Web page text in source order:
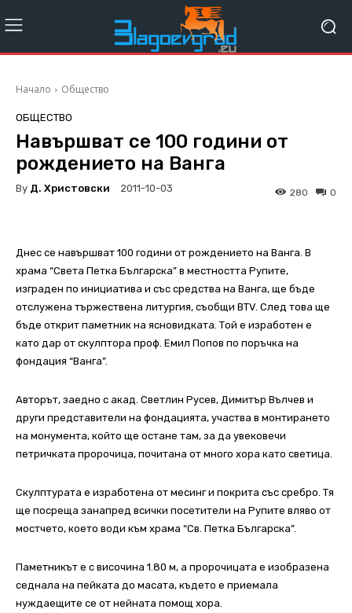
Начало Общество
ОБЩЕСТВО
Навършват се 100 години от
рождението на Ванга
By Д. Христовски 2011-10-03 0
280
Днес се навършват 100 години от рождението на Ванга. В
храма “Света Петка Българска” в местността Рупите,
изграден по инициатива и със средства на Ванга, ще бъде
отслужена тържествена литургия, съобщи BTV. След това ще
бъде открит паметник на ясновидката. Той е изработен е
като дар от скулптора проф. Емил Попов по поръчка на
фондация “Ванга”.
Авторът, заедно с акад. Светлин Русев, Димитър Вълчев и
други представители на фондацията, участва в монтирането
на монумента, който ще остане там, за да увековечи
петричката пророчица, почитана от много хора като светица.
Скулптурата е изработена от месинг и покрита със сребро. Тя
ще посреща занапред всички посетители на Рупите вляво от
мостчето, което води към храма “Св. Петка Българска”.
Паметникът е с височина 1.80 м, а пророчицата е изобразена
седнала на пейката до масата, където е приемала
нуждаещите се от нейната помощ хора.